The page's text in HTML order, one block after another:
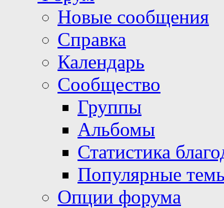
Новые сообщения
Справка
Календарь
Сообщество
Группы
Альбомы
Статистика
Популярные
Опции форума